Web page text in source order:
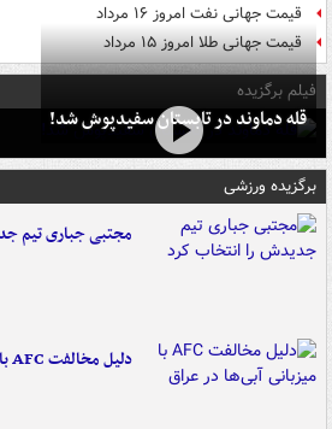
قیمت جهانی نفت امروز ۱۶ مرداد
قیمت جهانی طلا امروز ۱۵ مرداد
فیلم برگزیده
قله دماوند در تابستان سفیدپوش شد!
برگزیده ورزشی
مجتبی جباری تیم
دلیل مخالفت AFC با میزبانی آبی‌ها در عراق